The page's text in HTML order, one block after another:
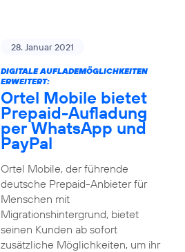
28. Januar 2021
DIGITALE AUFLADEMÖGLICHKEITEN
ERWEITERT:
Ortel Mobile bietet
Prepaid-Aufladung
per WhatsApp und
PayPal
Ortel Mobile, der führende
deutsche Prepaid-Anbieter für
Menschen mit
Migrationshintergrund, bietet
seinen Kunden ab sofort
zusätzliche Möglichkeiten, um ihr